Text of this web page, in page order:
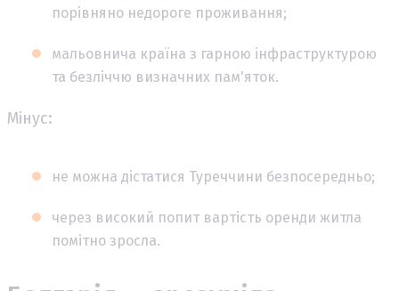
порівняно недороге проживання;
мальовнича країна з гарною інфраструктурою
та безліччю визначних пам'яток.
Мінус:
не можна дістатися Туреччини безпосередньо;
через високий попит вартість оренди житла
помітно зросла.